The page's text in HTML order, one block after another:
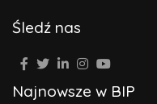
Śledź nas
Najnowsze w BIP